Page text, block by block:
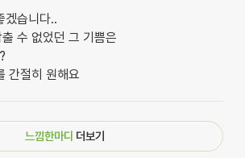
겠습니다..
수 없었던 그 기쁨은
간절히 원해요
느낌한마디 더보기